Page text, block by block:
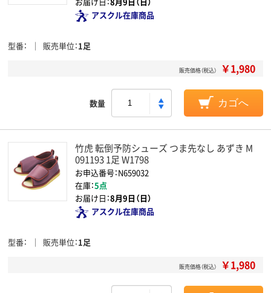
アスクル在庫商品
型番 販売単位 1足
販売価格（税込） ￥1,980
数量 カゴへ
竹虎 転倒予防シューズ つま先なし あずき M
091193 1足 W1798
お申込番号：N659032
在庫：5点
お届け日：8月9日（日）
アスクル在庫商品
型番 販売単位 1足
販売価格（税込） ￥1,980